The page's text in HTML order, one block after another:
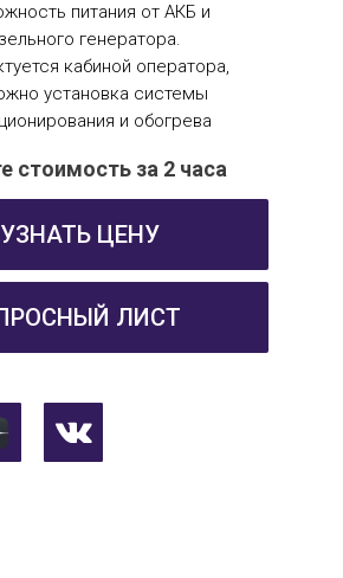
стоимость за 2 часа
УЗНАТЬ ЦЕНУ
ЛИСТ
питания от АКБ и
генератора.
кабиной оператора,
установка системы
и обогрева